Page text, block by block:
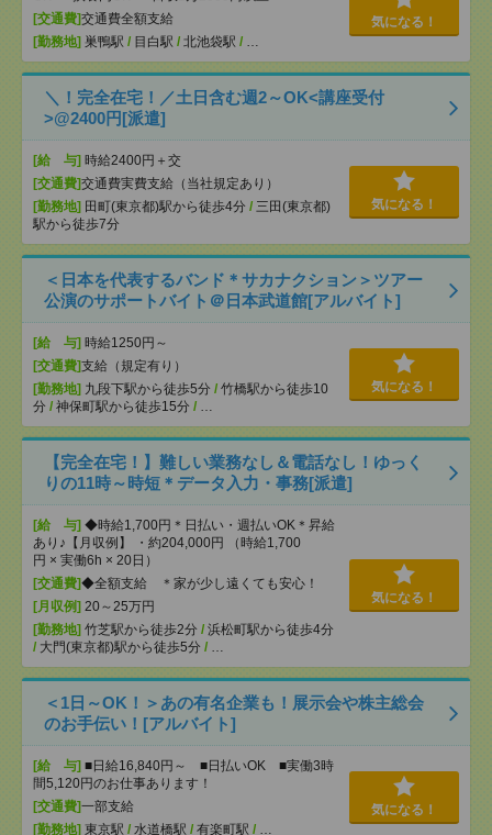
[交通費]交通費全額支給
[勤務地] 巣鴨駅 / 目白駅 / 北池袋駅 / …
気になる！
＼！完全在宅！／土日含む週2～OK<講座受付
>@2400円[派遣]
[給 与] 時給2400円＋交
[交通費]交通費実費支給（当社規定あり）
[勤務地] 田町(東京都)駅から徒歩4分 / 三田(東京都)
駅から徒歩7分
気になる！
＜日本を代表するバンド＊サカナクション＞ツアー
公演のサポートバイト＠日本武道館[アルバイト]
[給 与] 時給1250円～
[交通費]支給（規定有り）
[勤務地] 九段下駅から徒歩5分 / 竹橋駅から徒歩10
分 / 神保町駅から徒歩15分 / …
気になる！
【完全在宅！】難しい業務なし＆電話なし！ゆっく
りの11時～時短＊データ入力・事務[派遣]
[給 与] ◆時給1,700円＊日払い・週払いOK＊昇給
あり♪【月収例】 ・約204,000円 （時給1,700
円 × 実働6h × 20日）
[交通費]◆全額支給 ＊家が少し遠くても安心！
[月収例] 20～25万円
[勤務地] 竹芝駅から徒歩2分 / 浜松町駅から徒歩4分
/ 大門(東京都)駅から徒歩5分 / …
気になる！
＜1日～OK！＞あの有名企業も！展示会や株主総会
のお手伝い！[アルバイト]
[給 与] ■日給16,840円～ ■日払いOK ■実働3時
間5,120円のお仕事あります！
[交通費]一部支給
[勤務地] 東京駅 / 水道橋駅 / 有楽町駅 / …
気になる！